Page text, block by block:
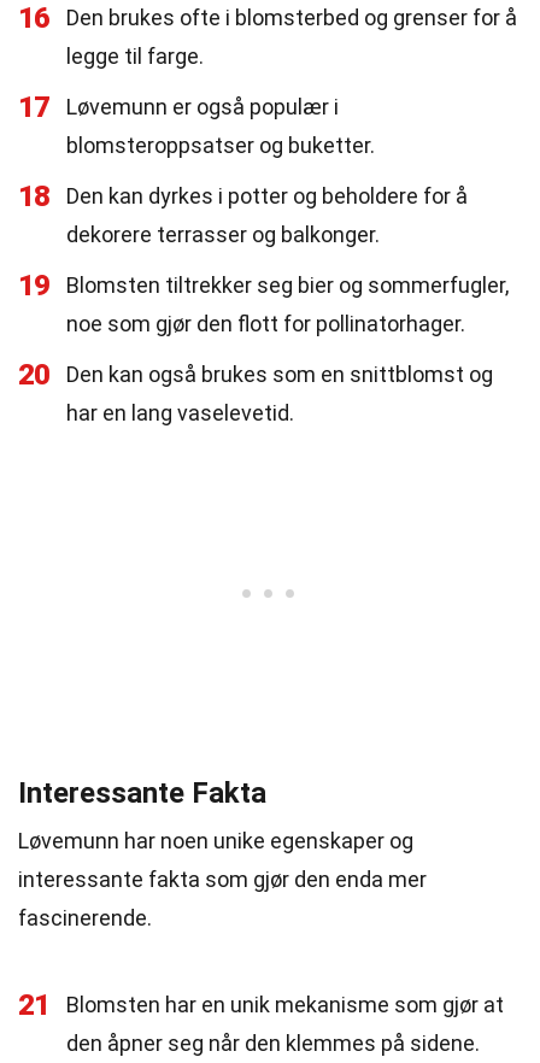
16
Den brukes ofte i blomsterbed og grenser for å
legge til farge.
17
Løvemunn er også populær i
blomsteroppsatser og buketter.
18
Den kan dyrkes i potter og beholdere for å
dekorere terrasser og balkonger.
19
Blomsten tiltrekker seg bier og sommerfugler,
noe som gjør den flott for pollinatorhager.
20
Den kan også brukes som en snittblomst og
har en lang vaselevetid.
Interessante Fakta
Løvemunn har noen unike egenskaper og
interessante fakta som gjør den enda mer
fascinerende.
21
Blomsten har en unik mekanisme som gjør at
den åpner seg når den klemmes på sidene.